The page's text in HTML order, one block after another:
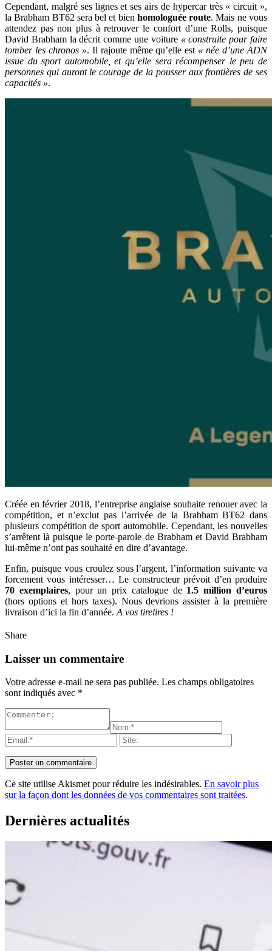
Cependant, malgré ses lignes et ses airs de hypercar très « circuit »,
la Brabham BT62 sera bel et bien homologuée route. Mais ne vous
attendez pas non plus à retrouver le confort d’une Rolls, puisque
David Brabham la décrit comme une voiture « construite pour faire
tomber les chronos ». Il rajoute même qu’elle est « née d’une ADN
issue du sport automobile, et qu’elle sera récompenser le peu de
personnes qui auront le courage de la pousser aux frontières de ses
capacités ».
Créée en février 2018, l’entreprise anglaise souhaite renouer avec la
compétition, et n’exclut pas l’arrivée de la Brabham BT62 dans
plusieurs compétition de sport automobile. Cependant, les nouvelles
s’arrêtent là puisque le porte-parole de Brabham et David Brabham
lui-même n’ont pas souhaité en dire d’avantage.
Enfin, puisque vous croulez sous l’argent, l’information suivante va
forcement vous intéresser… Le constructeur prévoit d’en produire
70 exemplaires, pour un prix catalogue de 1.5 million d’euros
(hors options et hors taxes). Nous devrions assister à la première
livraison d’ici la fin d’année. A vos tirelires !
Share
Laisser un commentaire
Votre adresse e-mail ne sera pas publiée. Les champs obligatoires
sont indiqués avec *
Ce site utilise Akismet pour réduire les indésirables. En savoir plus
sur la façon dont les données de vos commentaires sont traitées.
Dernières actualités